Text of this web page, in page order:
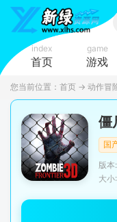
index
首页
game
游戏
您当前位置： 首页 → 动作冒
国
版本
大